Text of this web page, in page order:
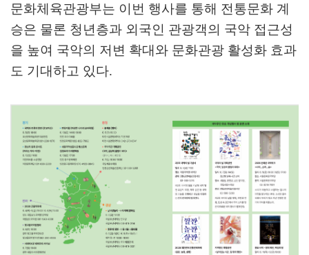
문화체육관광부는 이번 행사를 통해 전통문화 계
승은 물론 청년층과 외국인 관광객의 국악 접근성
을 높여 국악의 저변 확대와 문화관광 활성화 효과
도 기대하고 있다.